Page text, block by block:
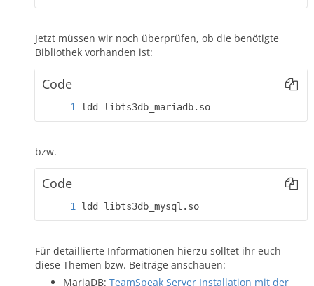
Jetzt müssen wir noch überprüfen, ob die benötigte
Bibliothek vorhanden ist:
Code
ldd libts3db_mariadb.so
bzw.
Code
ldd libts3db_mysql.so
Für detaillierte Informationen hierzu solltet ihr euch
diese Themen bzw. Beiträge anschauen:
MariaDB: TeamSpeak Server Installation mit der